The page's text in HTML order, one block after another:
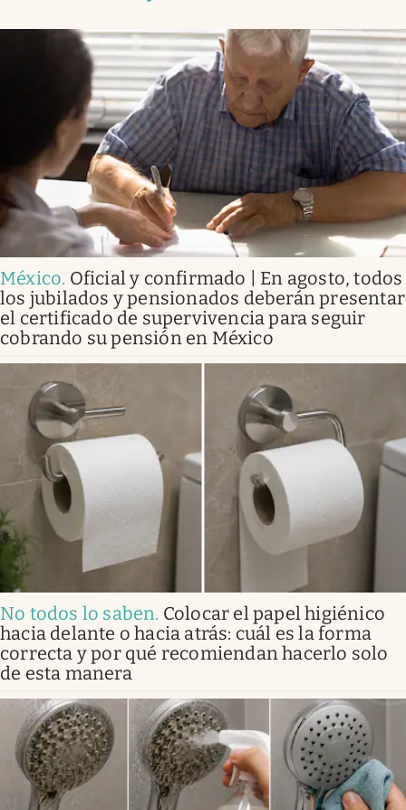
México. Oficial y confirmado | En agosto, todos
los jubilados y pensionados deberán presentar
el certificado de supervivencia para seguir
cobrando su pensión en México
No todos lo saben. Colocar el papel higiénico
hacia delante o hacia atrás: cuál es la forma
correcta y por qué recomiendan hacerlo solo
de esta manera